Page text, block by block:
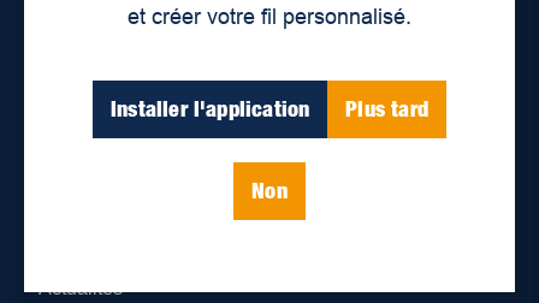
et créer votre fil personnalisé.
Installer l'application Plus tard
Non
Lieux de distribution
Nous joindre
Parutions numériques
Actualités